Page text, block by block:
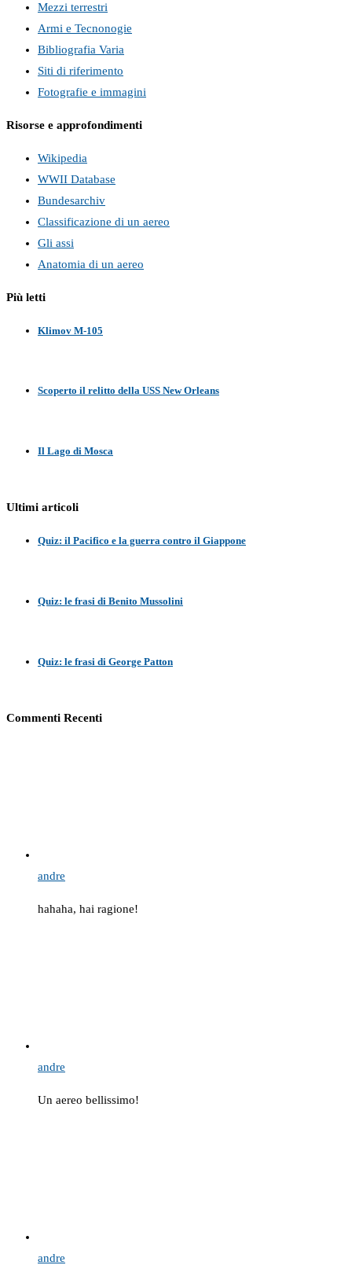
Mezzi terrestri
Armi e Tecnonogie
Bibliografia Varia
Siti di riferimento
Fotografie e immagini
Risorse e approfondimenti
Wikipedia
WWII Database
Bundesarchiv
Classificazione di un aereo
Gli assi
Anatomia di un aereo
Più letti
Klimov M-105
Scoperto il relitto della USS New Orleans
Il Lago di Mosca
Ultimi articoli
Quiz: il Pacifico e la guerra contro il Giappone
Quiz: le frasi di Benito Mussolini
Quiz: le frasi di George Patton
Commenti Recenti
andre
hahaha, hai ragione!
andre
Un aereo bellissimo!
andre